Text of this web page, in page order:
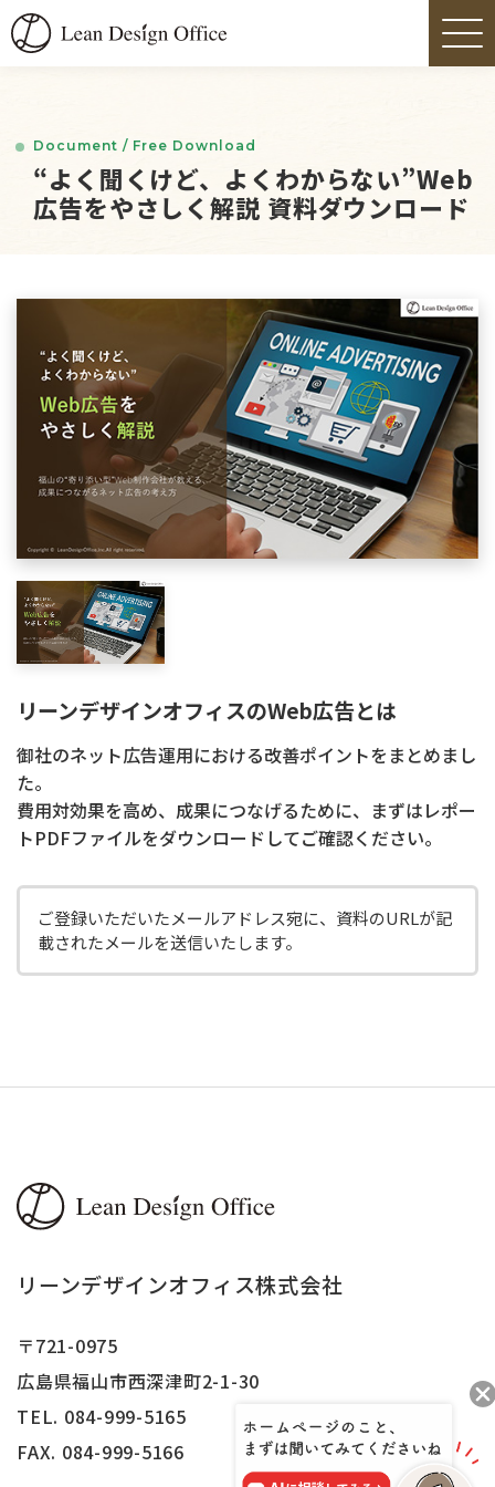
Document / Free Download
“よく聞くけど、よくわからない”Web
広告をやさしく解説 資料ダウンロード
リーンデザインオフィスのWeb広告とは
御社のネット広告運用における改善ポイントをまとめまし
た。
費用対効果を高め、成果につなげるために、まずはレポー
トPDFファイルをダウンロードしてご確認ください。
ご登録いただいたメールアドレス宛に、資料のURLが記
載されたメールを送信いたします。
リーンデザインオフィス株式会社
〒721-0975
広島県福山市西深津町2-1-30
TEL. 084-999-5165
FAX. 084-999-5166